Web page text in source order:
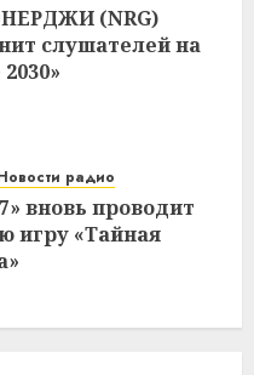
(NRG)
слушателей на
радио
вновь проводит
игру «Тайная